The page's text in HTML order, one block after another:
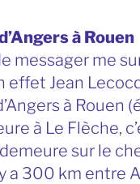
à Rouen
messager me
effet Jean
à Rouen
à Le Flèche,
sur le
a 300 km entre